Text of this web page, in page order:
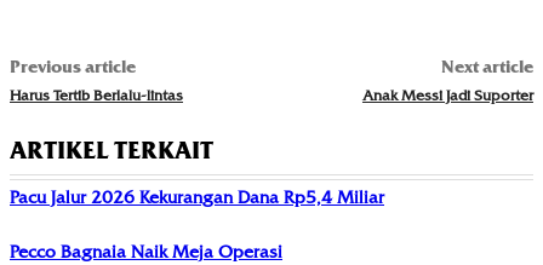
Previous article
Harus Tertib Berlalu-lintas
Next article
Anak Messi Jadi Suporter
ARTIKEL TERKAIT
Pacu Jalur 2026 Kekurangan Dana Rp5,4 Miliar
Pecco Bagnaia Naik Meja Operasi